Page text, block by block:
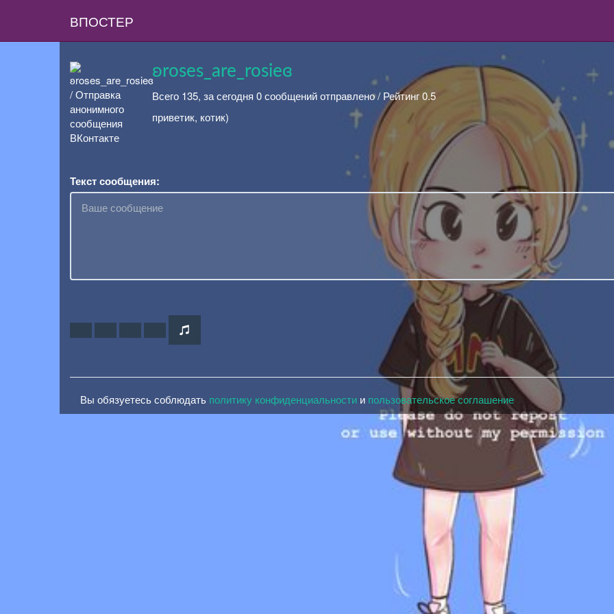
ВПОСТЕР
ʚroses_are_rosieɞ
Всего 135, за сегодня 0 сообщений отправлено / Рейтинг 0.5
приветик, котик)
Текст сообщения:
Вы обязуетесь соблюдать политику конфиденциальности и пользовательское соглашение